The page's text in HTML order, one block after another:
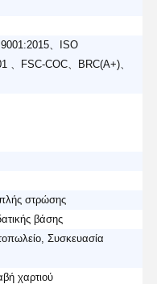
、ISO
、FSC-COC、BRC(A+)、
στρώσης
βάσης
Συσκευασία
χαρτιού